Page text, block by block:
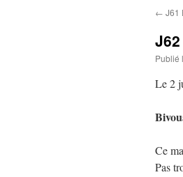
← J61
J62
Publié
Le 2
Ce
Pas